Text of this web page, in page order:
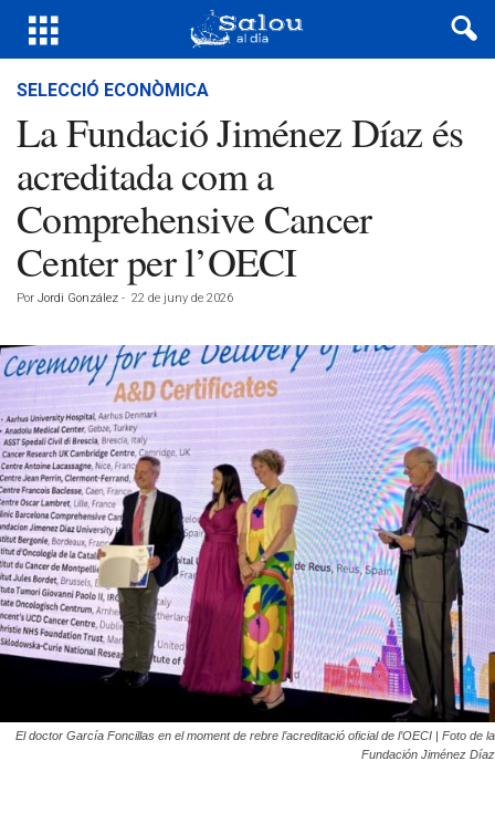
SELECCIÓ ECONÒMICA
La Fundació Jiménez Díaz és
acreditada com a
Comprehensive Cancer
Center per l’OECI
Por Jordi González - 22 de juny de 2026
El doctor García Foncillas en el moment de rebre l’acreditació oficial de l’OECI | Foto de la
Fundación Jiménez Díaz